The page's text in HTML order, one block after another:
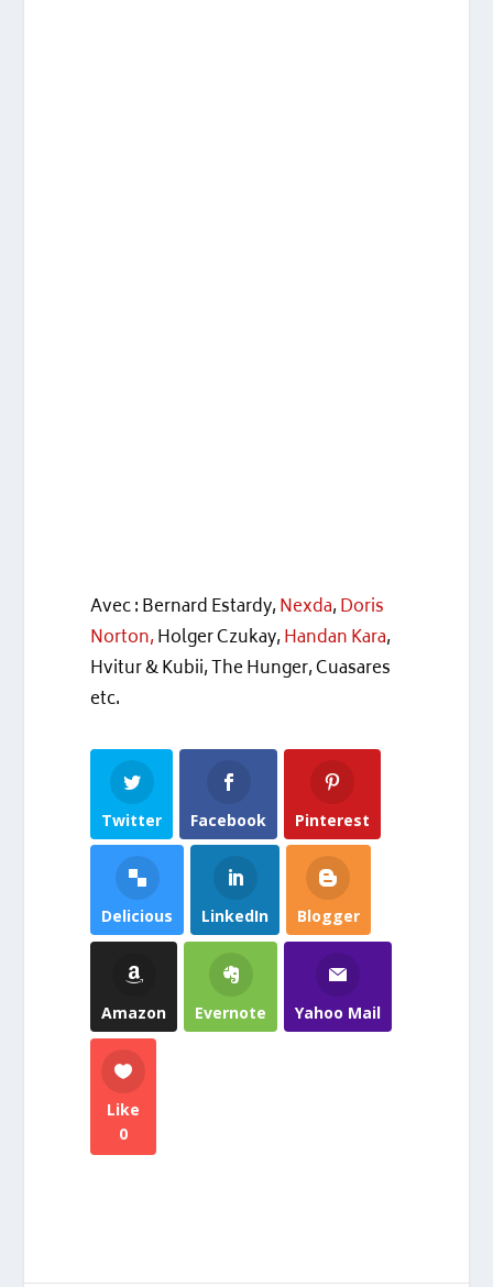
Avec : Bernard Estardy,Nexda,Doris
Norton,Holger Czukay,Handan Kara,
Hvitur & Kubii, The Hunger, Cuasares
etc.
Twitter Facebook Pinterest
Delicious LinkedIn Blogger
Amazon Evernote Yahoo Mail
Like
0